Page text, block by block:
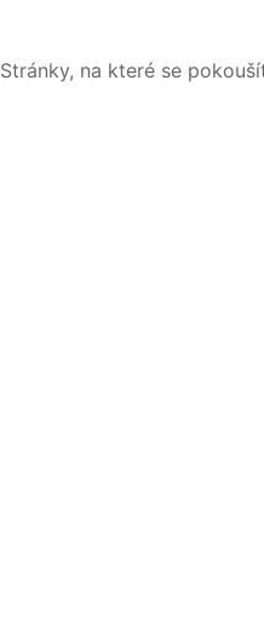
Stránky, na které se